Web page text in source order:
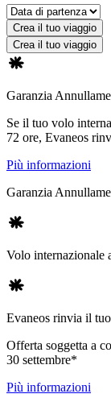
Crea il tuo viaggio
Crea il tuo viaggio
Garanzia
Se il tuo volo
72 ore, Evaneos
Più informazioni
Garanzia
Volo internazionale
Evaneos rinvia il
Offerta soggetta a
30 settembre*
Più informazioni